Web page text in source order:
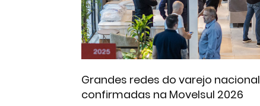
Grandes redes do varejo nacional
confirmadas na Movelsul 2026